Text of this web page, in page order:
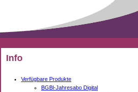
Info
Verfügbare Produkte
BGBl-Jahresabo Digital